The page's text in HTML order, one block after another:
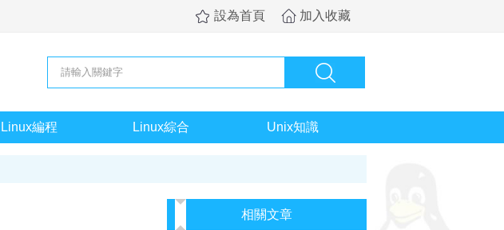
設為首頁 加入收藏
Linux編程 Linux綜合 Unix知識
相關文章